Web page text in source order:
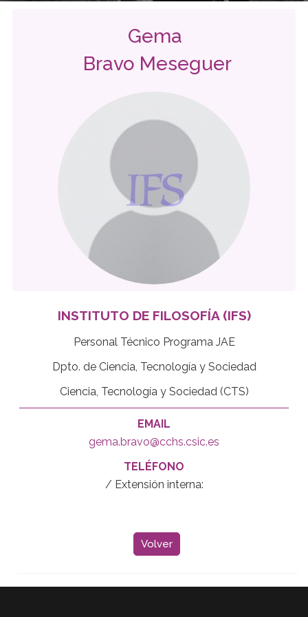
Gema
Bravo Meseguer
INSTITUTO DE FILOSOFÍA (IFS)
Personal Técnico Programa JAE
Dpto. de Ciencia, Tecnología y Sociedad
Ciencia, Tecnología y Sociedad (CTS)
EMAIL
gema.bravo@cchs.csic.es
TELÉFONO
/ Extensión interna:
Volver